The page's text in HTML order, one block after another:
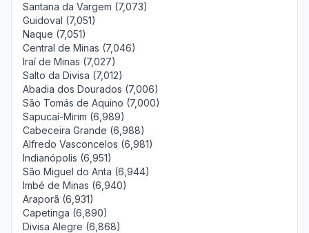
Santana da Vargem (7,073)
Guidoval (7,051)
Naque (7,051)
Central de Minas (7,046)
Iraí de Minas (7,027)
Salto da Divisa (7,012)
Abadia dos Dourados (7,006)
São Tomás de Aquino (7,000)
Sapucaí-Mirim (6,989)
Cabeceira Grande (6,988)
Alfredo Vasconcelos (6,981)
Indianópolis (6,951)
São Miguel do Anta (6,944)
Imbé de Minas (6,940)
Araporã (6,931)
Capetinga (6,890)
Divisa Alegre (6,868)